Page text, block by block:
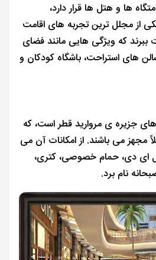
ها و هتل ها قرار دارد،
از مجلل ترین تجربه های اقامت
ببرند که ویژگی هایی مانند فضای
های استراحت، باشگاه کودکان و
جزیره ی مروارید قطر است، که
مجهز می باشند. از امکانات آن می
ای دی، حمام خصوصی، کتری،
نام برد.